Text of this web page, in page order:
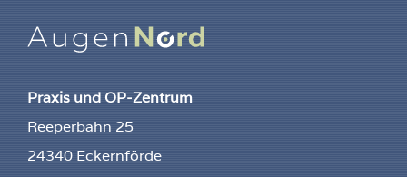
Praxis und OP-Zentrum
Reeperbahn 25
24340 Eckernförde